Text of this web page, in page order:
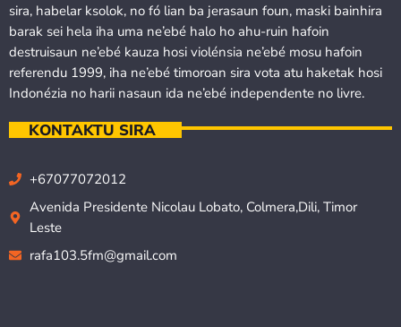
sira, habelar ksolok, no fó lian ba jerasaun foun, maski bainhira
barak sei hela iha uma ne’ebé halo ho ahu-ruin hafoin
destruisaun ne’ebé kauza hosi violénsia ne’ebé mosu hafoin
referendu 1999, iha ne’ebé timoroan sira vota atu haketak hosi
Indonézia no harii nasaun ida ne’ebé independente no livre.
KONTAKTU SIRA
+67077072012
Avenida Presidente Nicolau Lobato, Colmera,Dili, Timor
Leste
rafa103.5fm@gmail.com